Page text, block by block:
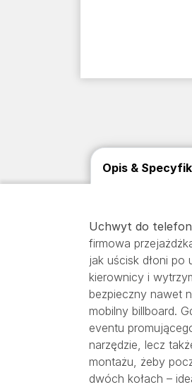
Uchwyt do
firmowa
jak uścisk dłoni po
kierownicy i
bezpieczny nawet
mobilny billboard.
eventu
narzędzie, lecz
montażu, żeby
dwóch kołach –
Opis &